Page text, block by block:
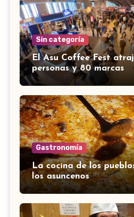
Sin categoría
El Asu Coffee Fest
personas y 80 marcas
Gastronomía
La cocina de los
los asuncenos